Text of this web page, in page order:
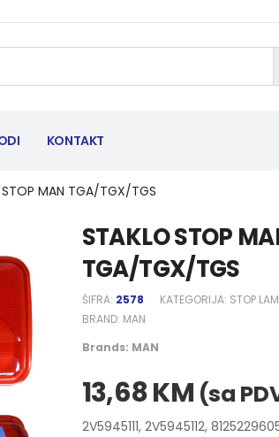
KONTAKT
STOP MAN TGA/TGX/TGS
STAKLO STOP
TGA/TGX/TGS
ŠIFRA: 2578 KATEGORIJA: STOP
BRAND: MAN
Brands: MAN
13,68KM (sa
2V5945111, 2V5945112,